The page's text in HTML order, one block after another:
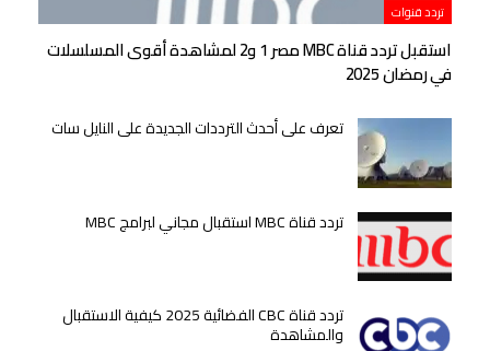
تردد قنوات
استقبل تردد قناة MBC مصر 1 و2 لمشاهدة أقوى المسلسلات
في رمضان 2025
تعرف على أحدث الترددات الجديدة على النايل سات
تردد قناة MBC استقبال مجاني لبرامج MBC
تردد قناة CBC الفضائية 2025 كيفية الاستقبال
والمشاهدة